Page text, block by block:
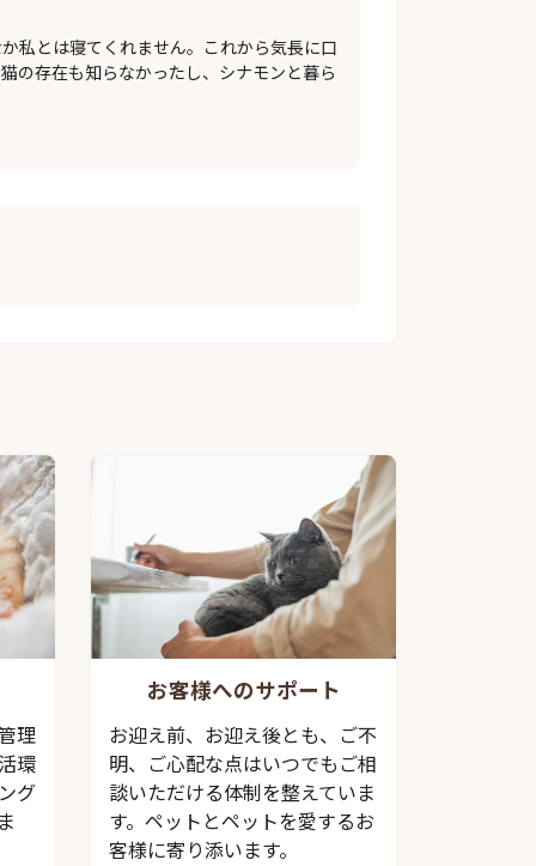
私とは寝てくれません。これから気長に口
の存在も知らなかったし、シナモンと暮ら
理
環
グ
お客様へのサポート
お迎え前、お迎え後とも、ご不
明、ご心配な点はいつでもご相
談いただける体制を整えていま
す。ペットとペットを愛するお
客様に寄り添います。